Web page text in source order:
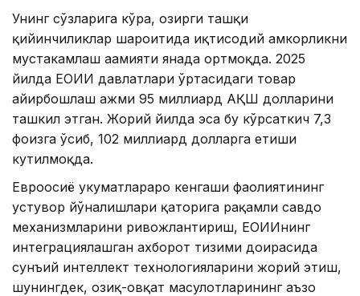
Унинг сўзларига кўра, ҳозирги ташқи
қийинчиликлар шароитида иқтисодий ҳамкорликни
мустаҳкамлаш аҳамияти янада ортмоқда. 2025
йилда ЕОИИ давлатлари ўртасидаги товар
айирбошлаш ҳажми 95 миллиард АҚШ долларини
ташкил этган. Жорий йилда эса бу кўрсаткич 7,3
фоизга ўсиб, 102 миллиард долларга етиши
кутилмоқда.
Евроосиё ҳукуматлараро кенгаши фаолиятининг
устувор йўналишлари қаторига рақамли савдо
механизмларини ривожлантириш, ЕОИИнинг
интеграциялашган ахборот тизими доирасида
сунъий интеллект технологияларини жорий этиш,
шунингдек, озиқ-овқат маҳсулотларининг аъзо